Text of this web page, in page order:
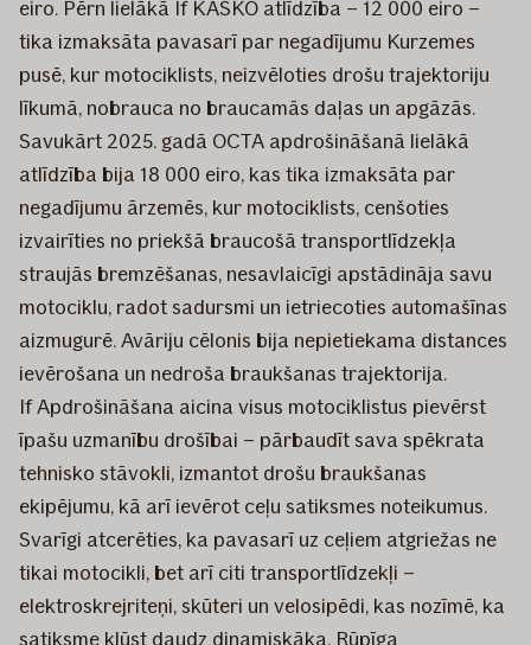
eiro. Pērn lielākā If KASKO atlīdzība – 12 000 eiro –
tika izmaksāta pavasarī par negadījumu Kurzemes
pusē, kur motociklists, neizvēloties drošu trajektoriju
līkumā, nobrauca no braucamās daļas un apgāzās.
Savukārt 2025. gadā OCTA apdrošināšanā lielākā
atlīdzība bija 18 000 eiro, kas tika izmaksāta par
negadījumu ārzemēs, kur motociklists, cenšoties
izvairīties no priekšā braucošā transportlīdzekļa
straujās bremzēšanas, nesavlaicīgi apstādināja savu
motociklu, radot sadursmi un ietriecoties automašīnas
aizmugurē. Avāriju cēlonis bija nepietiekama distances
ievērošana un nedroša braukšanas trajektorija.
If Apdrošināšana aicina visus motociklistus pievērst
īpašu uzmanību drošībai – pārbaudīt sava spēkrata
tehnisko stāvokli, izmantot drošu braukšanas
ekipējumu, kā arī ievērot ceļu satiksmes noteikumus.
Svarīgi atcerēties, ka pavasarī uz ceļiem atgriežas ne
tikai motocikli, bet arī citi transportlīdzekļi –
elektroskrejriteņi, skūteri un velosipēdi, kas nozīmē, ka
satiksme kļūst daudz dinamiskāka. Rūpīga